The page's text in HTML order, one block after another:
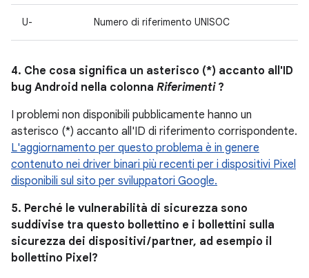
U- Numero di riferimento UNISOC
4. Che cosa significa un asterisco (*) accanto all'ID
bug Android nella colonna Riferimenti?
I problemi non disponibili pubblicamente hanno un
asterisco (*) accanto all'ID di riferimento corrispondente.
L'aggiornamento per questo problema è in genere
contenuto nei driver binari più recenti per i dispositivi Pixel
disponibili sul sito per sviluppatori Google.
5. Perché le vulnerabilità di sicurezza sono
suddivise tra questo bollettino e i bollettini sulla
sicurezza dei dispositivi / partner, ad esempio il
bollettino Pixel?